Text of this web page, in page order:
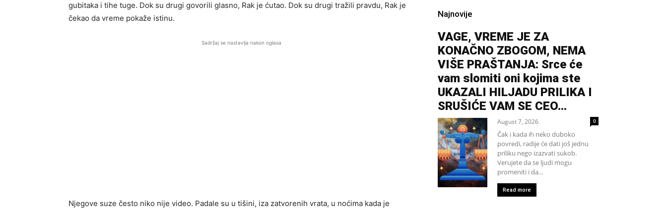
gubitaka i tihe tuge. Dok su drugi govorili glasno, Rak je ćutao. Dok su drugi tražili pravdu, Rak je
čekao da vreme pokaže istinu.
Sadržaj se nastavlja nakon oglasa
Njegove suze često niko nije video. Padale su u tišini, iza zatvorenih vrata, u noćima kada je
Najnovije
VAGE, VREME JE ZA
KONAČNO ZBOGOM, NEMA
VIŠE PRAŠTANJA: Srce će
vam slomiti oni kojima ste
UKAZALI HILJADU PRILIKA I
SRUŠIĆE VAM SE CEO...
August 7, 2026 0
Čak i kada ih neko duboko
povredi, radije će dati još jednu
priliku nego izazvati sukob.
Verujete da se ljudi mogu
promeniti i da...
Read more